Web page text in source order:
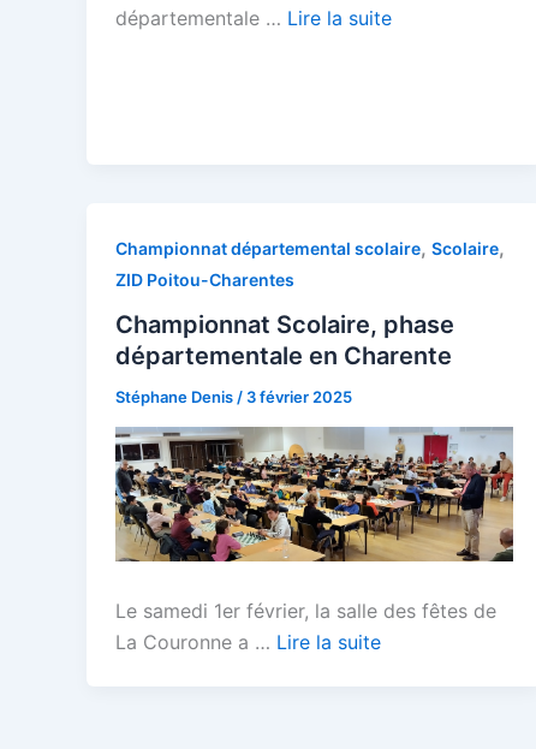
départementale … Lire la suite
Championnat départemental scolaire, Scolaire,
ZID Poitou-Charentes
Championnat Scolaire, phase
départementale en Charente
Stéphane Denis/ 3 février 2025
Le samedi 1er février, la salle des fêtes de
La Couronne a … Lire la suite